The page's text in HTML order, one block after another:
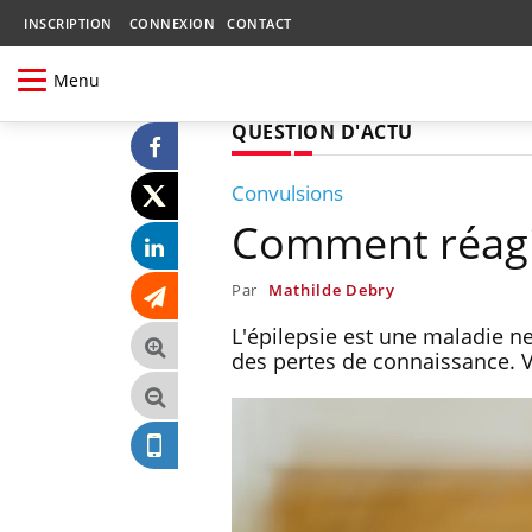
INSCRIPTION CONNEXION CONTACT
Menu
QUESTION D'ACTU
Convulsions
Comment
Par Mathilde Debry
L'épilepsie est une maladie
des pertes de connaissance.